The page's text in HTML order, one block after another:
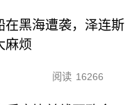
在黑海遭袭，泽连斯
麻烦
阅读 16266